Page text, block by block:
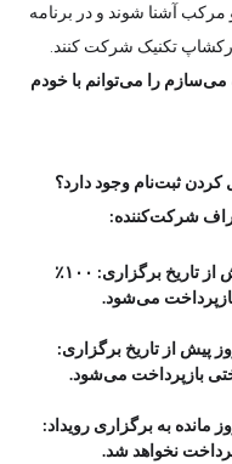
مرکب آشنا شوند و در برنامه
تکنیک شرکت کنند.
اثر هنری‌ای که می‌سازم را می‌توانم با خودم
وجود دارد؟
شرکت‌کننده:
• تا ۳۰ روز پیش از تاریخ برگزاری: ۱۰۰٪
می‌شود.
۳۰ تا ۱۴ روز پیش از تاریخ برگزاری:
از ۱۴ روز مانده به برگزاری رویداد:
نخواهد شد.